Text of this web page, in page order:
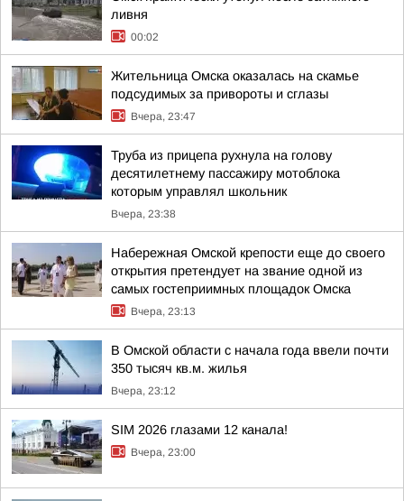
ливня
00:02
Жительница Омска оказалась на скамье
подсудимых за привороты и сглазы
Вчера, 23:47
Труба из прицепа рухнула на голову
десятилетнему пассажиру мотоблока
которым управлял школьник
Вчера, 23:38
Набережная Омской крепости еще до своего
открытия претендует на звание одной из
самых гостеприимных площадок Омска
Вчера, 23:13
В Омской области с начала года ввели почти
350 тысяч кв.м. жилья
Вчера, 23:12
SIM 2026 глазами 12 канала!
Вчера, 23:00